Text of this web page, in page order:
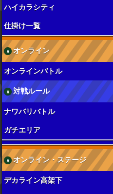
ハイカラシティ
仕掛け一覧
オンライン
オンラインバトル
対戦ルール
ナワバリバトル
ガチエリア
オンライン・ステージ
デカライン高架下